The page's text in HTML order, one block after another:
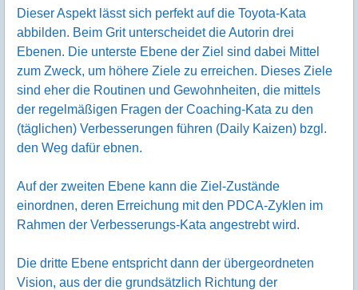
Dieser Aspekt lässt sich perfekt auf die Toyota-Kata
abbilden. Beim Grit unterscheidet die Autorin drei
Ebenen. Die unterste Ebene der Ziel sind dabei Mittel
zum Zweck, um höhere Ziele zu erreichen. Dieses Ziele
sind eher die Routinen und Gewohnheiten, die mittels
der regelmäßigen Fragen der Coaching-Kata zu den
(täglichen) Verbesserungen führen (Daily Kaizen) bzgl.
den Weg dafür ebnen.
Auf der zweiten Ebene kann die Ziel-Zustände
einordnen, deren Erreichung mit den PDCA-Zyklen im
Rahmen der Verbesserungs-Kata angestrebt wird.
Die dritte Ebene entspricht dann der übergeordneten
Vision, aus der die grundsätzlich Richtung der